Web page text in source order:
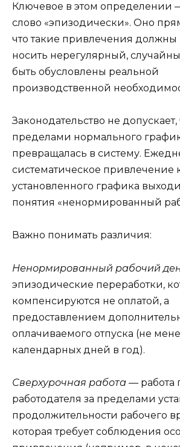
Ключевое в этом определении
слово «эпизодически». Оно
что такие привлечения должны
носить нерегулярный,
быть обусловлены реальной
производственной
Законодательство не допускает,
пределами нормального
превращалась в систему.
систематическое привлечение
установленного графика
понятия «ненормированный
Важно понимать различия:
Ненормированный рабочий
эпизодические переработки,
компенсируются не оплатой, а
предоставлением
оплачиваемого отпуска (не
календарных дней в год).
Сверхурочная работа — работа
работодателя за пределами
продолжительности рабочего
которая требует соблюдения